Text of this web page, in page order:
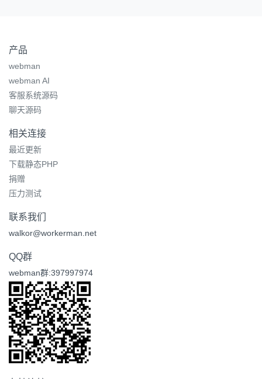
产品
webman
webman AI
客服系统源码
聊天源码
相关连接
最近更新
下载静态PHP
捐赠
压力测试
联系我们
walkor@workerman.net
QQ群
webman群:397997974